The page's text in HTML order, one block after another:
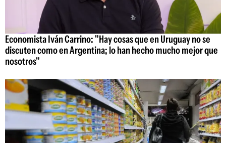
Economista Iván Carrino: "Hay cosas que en Uruguay no se
discuten como en Argentina; lo han hecho mucho mejor que
nosotros"